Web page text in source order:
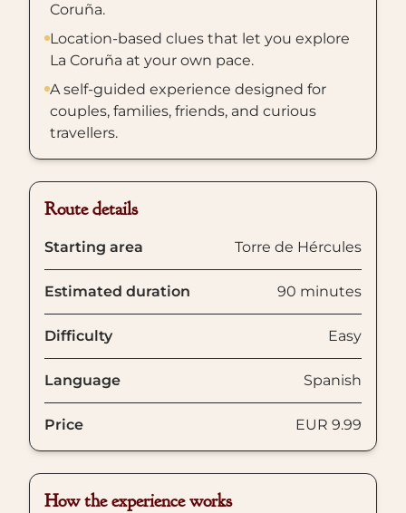
Coruña.
Location-based clues that let you explore
La Coruña at your own pace.
A self-guided experience designed for
couples, families, friends, and curious
travellers.
Route details
Starting area Torre de Hércules
Estimated duration 90 minutes
Difficulty Easy
Language Spanish
Price EUR 9.99
How the experience works